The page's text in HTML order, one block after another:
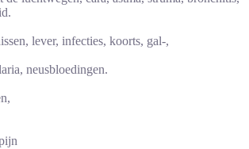
lever, infecties, koorts, gal-,
neusbloedingen.